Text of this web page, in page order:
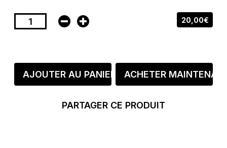
20,00€
AJOUTER AU PANIER ACHETER
PARTAGER CE PRODUIT